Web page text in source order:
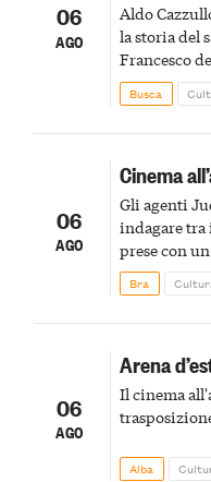
06
AGO
Aldo
la storia del
Francesco
agli uccelli,
Busca
06
AGO
Cinema
Gli agenti
indagare
prese con
Bra
06
AGO
Arena
Il cinema
Alba